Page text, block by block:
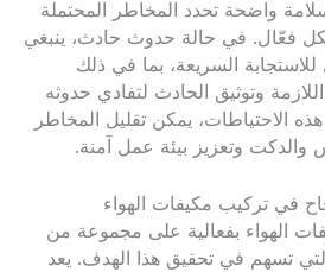
واضحة تحدد المخاطر المحتملة
فعّال. في حالة حدوث حادث، ينبغي
السريعة، بما في ذلك
وتوثيق الحادث لتفادي حدوثه
الاحتياطات، يمكن تقليل المخاطر
والدكت وتعزيز بيئة عمل آمنة.
في تركيب مكيفات الهواء
الهواء بفعالية على مجموعة من
التي تسهم في تحقيق هذا الهدف. يعد